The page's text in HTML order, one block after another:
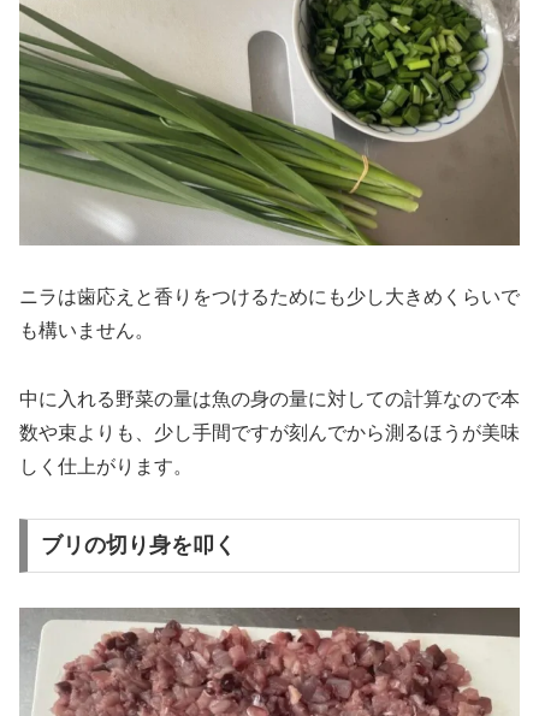
ニラは歯応えと香りをつけるためにも少し大きめくらいで
も構いません。
中に入れる野菜の量は魚の身の量に対しての計算なので本
数や束よりも、少し手間ですが刻んでから測るほうが美味
しく仕上がります。
ブリの切り身を叩く